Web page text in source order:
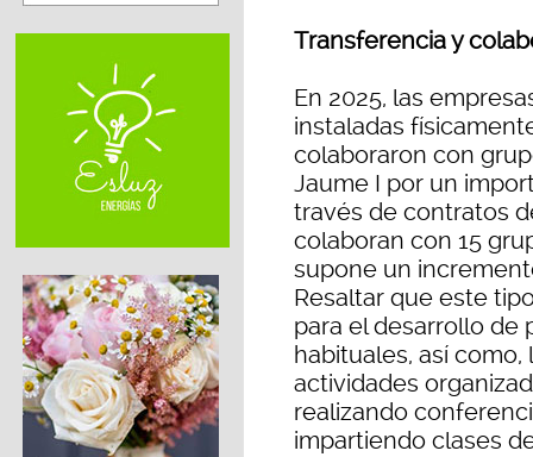
Transferencia y
En 2025, las
instaladas
colaboraron con
Jaume I por un
través de contratos
colaboran con 15
supone un
Resaltar que este
para el desarrollo de
habituales, así
actividades
realizando
impartiendo clases